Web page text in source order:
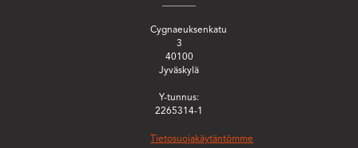
Cygnaeuksenkatu
3
40100
Jyväskylä
Y-tunnus:
2265314-1
Tietosuojakäytäntömme